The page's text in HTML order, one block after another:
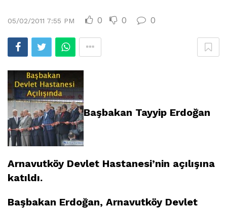
05/02/2011 7:55 PM 0 0 0
Başbakan Tayyip Erdoğan
Arnavutköy Devlet Hastanesi’nin açılışına
katıldı.
Başbakan Erdoğan, Arnavutköy Devlet